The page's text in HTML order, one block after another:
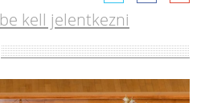
be kell jelentkezni